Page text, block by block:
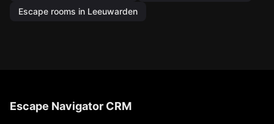
Escape rooms in Leeuwarden
Escape Navigator CRM